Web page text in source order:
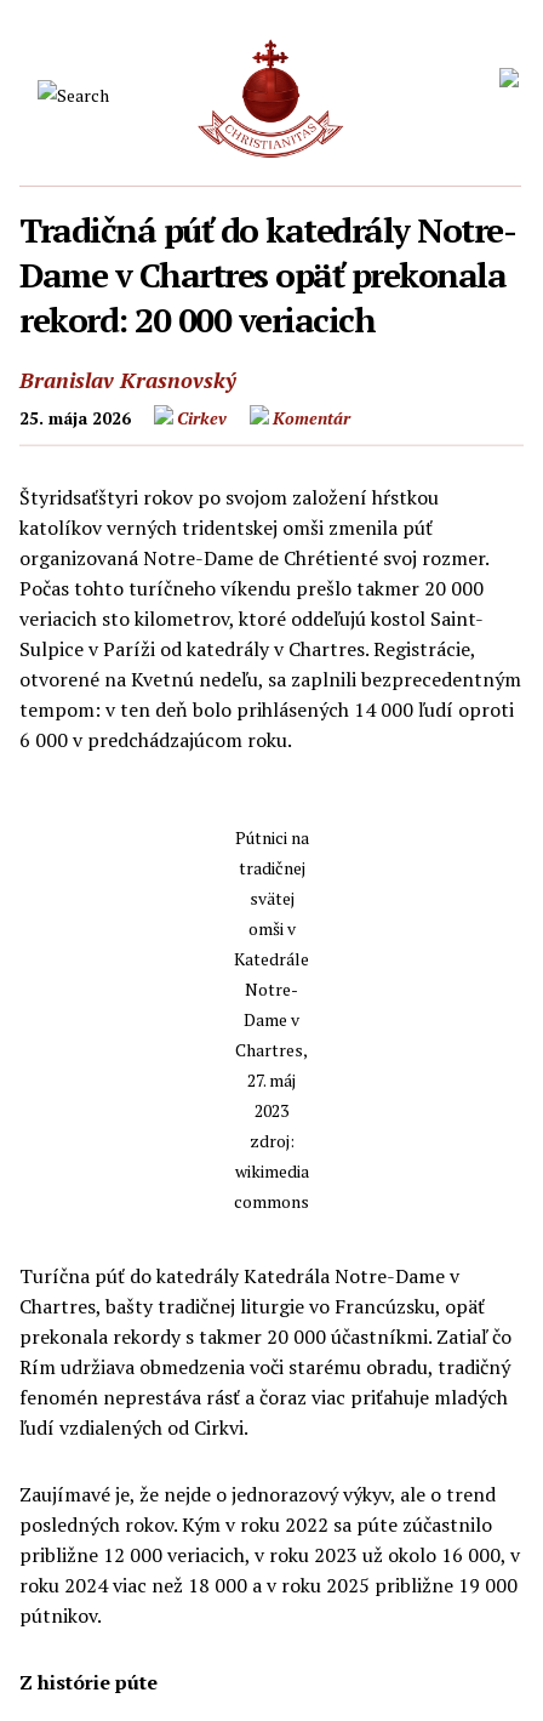
Tradičná púť do katedrály Notre-
Dame v Chartres opäť prekonala
rekord: 20 000 veriacich
Branislav Krasnovský
25. mája 2026 Cirkev Komentár
Štyridsaťštyri rokov po svojom založení hŕstkou
katolíkov verných tridentskej omši zmenila púť
organizovaná Notre-Dame de Chrétienté svoj rozmer.
Počas tohto turíčneho víkendu prešlo takmer 20 000
veriacich sto kilometrov, ktoré oddeľujú kostol Saint-
Sulpice v Paríži od katedrály v Chartres. Registrácie,
otvorené na Kvetnú nedeľu, sa zaplnili bezprecedentným
tempom: v ten deň bolo prihlásených 14 000 ľudí oproti
6 000 v predchádzajúcom roku.
Pútnici na
tradičnej
svätej
omši v
Katedrále
Notre-
Dame v
Chartres,
27. máj
2023
zdroj:
wikimedia
commons
Turíčna púť do katedrály Katedrála Notre-Dame v
Chartres, bašty tradičnej liturgie vo Francúzsku, opäť
prekonala rekordy s takmer 20 000 účastníkmi. Zatiaľ čo
Rím udržiava obmedzenia voči starému obradu, tradičný
fenomén neprestáva rásť a čoraz viac priťahuje mladých
ľudí vzdialených od Cirkvi.
Zaujímavé je, že nejde o jednorazový výkyv, ale o trend
posledných rokov. Kým v roku 2022 sa púte zúčastnilo
približne 12 000 veriacich, v roku 2023 už okolo 16 000, v
roku 2024 viac než 18 000 a v roku 2025 približne 19 000
pútnikov.
Z histórie púte